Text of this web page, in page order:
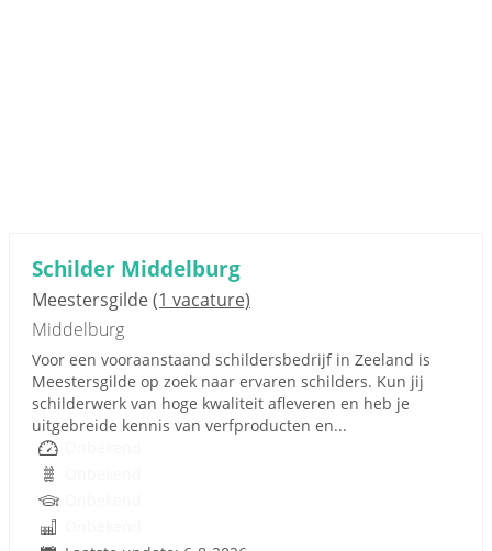
Schilder Middelburg
Meestersgilde(1 vacature)
Middelburg
Voor een vooraanstaand schildersbedrijf in Zeeland is
Meestersgilde op zoek naar ervaren schilders. Kun jij
schilderwerk van hoge kwaliteit afleveren en heb je
uitgebreide kennis van verfproducten en...